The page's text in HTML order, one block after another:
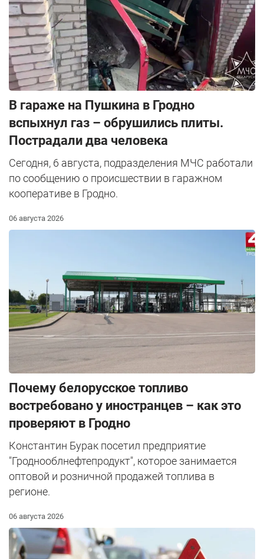
В гараже на Пушкина в Гродно
вспыхнул газ – обрушились плиты.
Пострадали два человека
Сегодня, 6 августа, подразделения МЧС работали
по сообщению о происшествии в гаражном
кооперативе в Гродно.
06 августа 2026
Почему белорусское топливо
востребовано у иностранцев – как это
проверяют в Гродно
Константин Бурак посетил предприятие
"Гроднооблнефтепродукт", которое занимается
оптовой и розничной продажей топлива в
регионе.
06 августа 2026